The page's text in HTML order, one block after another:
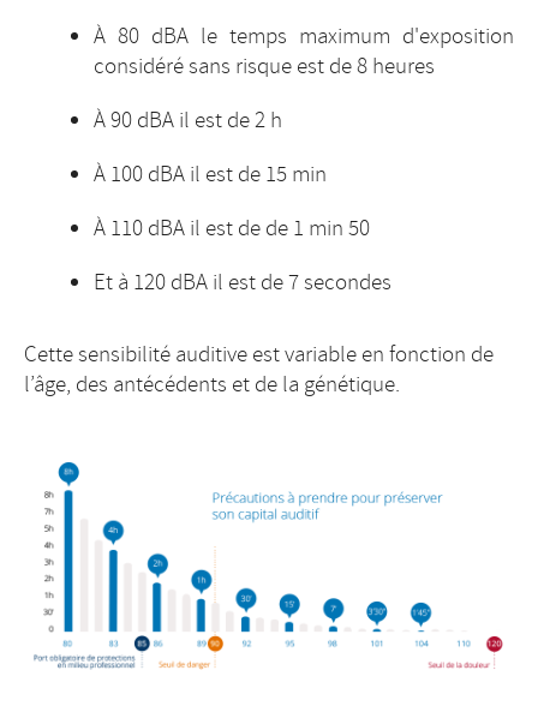
À 80 dBA le temps maximum d'exposition
considéré sans risque est de 8 heures
À 90 dBA il est de 2 h
À 100 dBA il est de 15 min
À 110 dBA il est de de 1 min 50
Et à 120 dBA il est de 7 secondes
Cette sensibilité auditive est variable en fonction de
l’âge, des antécédents et de la génétique.